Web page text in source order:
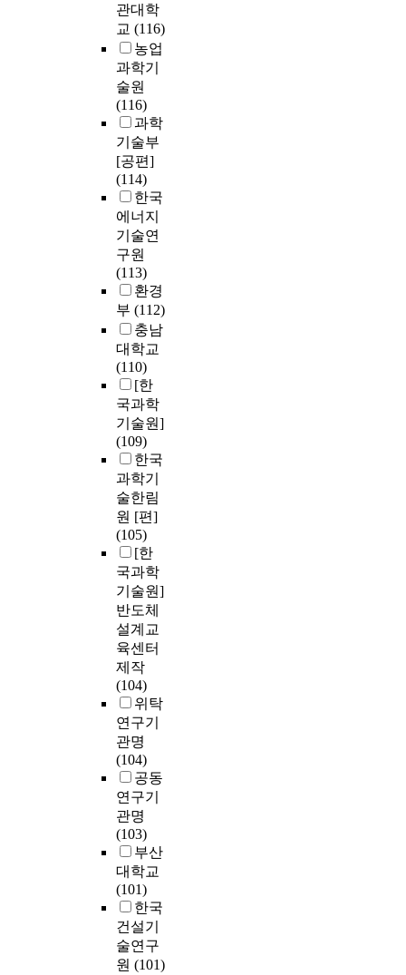
관대학
교 (116)
농업
과학기
술원
(116)
과학
기술부
[공편]
(114)
한국
에너지
기술연
구원
(113)
환경
부 (112)
충남
대학교
(110)
[한
국과학
기술원]
(109)
한국
과학기
술한림
원 [편]
(105)
[한
국과학
기술원]
반도체
설계교
육센터
제작
(104)
위탁
연구기
관명
(104)
공동
연구기
관명
(103)
부산
대학교
(101)
한국
건설기
술연구
원 (101)